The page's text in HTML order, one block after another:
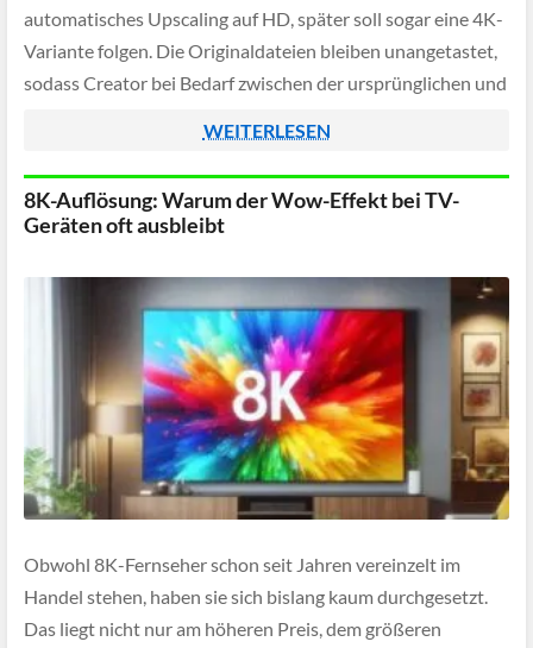
automatisches Upscaling auf HD, später soll sogar eine 4K-
Variante folgen. Die Originaldateien bleiben unangetastet,
sodass Creator bei Bedarf zwischen der ursprünglichen und
WEITERLESEN
8K-Auflösung: Warum der Wow-Effekt bei TV-
Geräten oft ausbleibt
Obwohl 8K-Fernseher schon seit Jahren vereinzelt im
Handel stehen, haben sie sich bislang kaum durchgesetzt.
Das liegt nicht nur am höheren Preis, dem größeren